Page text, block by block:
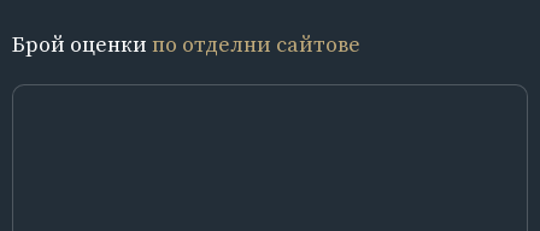
Брой оценки по отделни сайтове